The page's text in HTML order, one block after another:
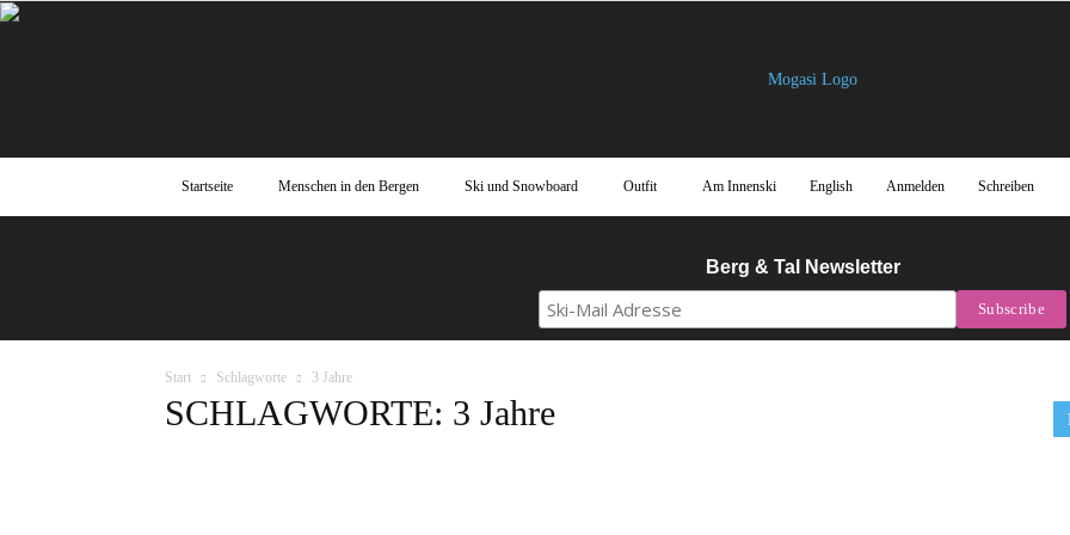
Startseite Menschen in den Bergen Ski und Snowboard Outfit Am Innenski English Anmelden Schreiben
Berg & Tal Newsletter
Start Schlagworte 3 Jahre
SCHLAGWORTE: 3 Jahre